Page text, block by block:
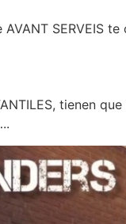
AVANT SERVEIS
tienen